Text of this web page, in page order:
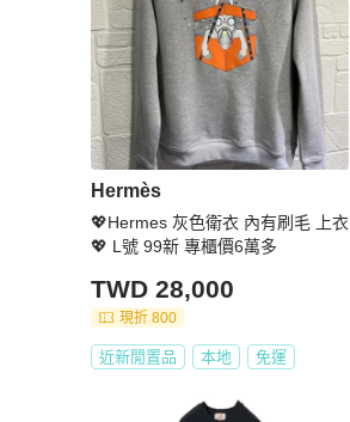
Hermès
💖Hermes 灰色衛衣 內有刷毛 上衣
💖 L號 99新 專櫃價6萬多
TWD 28,000
現折 800
近新閒置品 本地 免運